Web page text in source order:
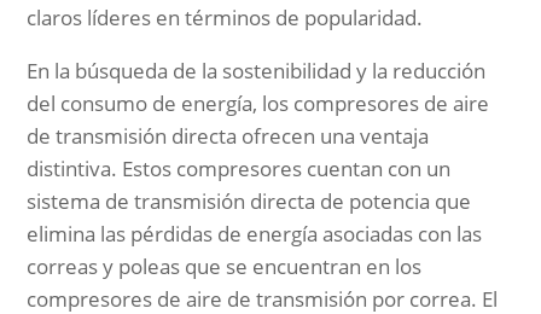
claros líderes en términos de popularidad.
En la búsqueda de la sostenibilidad y la reducción
del consumo de energía, los compresores de aire
de transmisión directa ofrecen una ventaja
distintiva. Estos compresores cuentan con un
sistema de transmisión directa de potencia que
elimina las pérdidas de energía asociadas con las
correas y poleas que se encuentran en los
compresores de aire de transmisión por correa. El